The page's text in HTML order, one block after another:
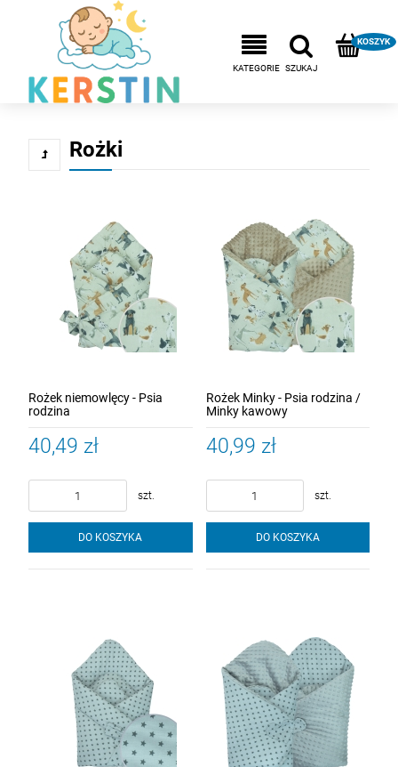
Rożki
Rożek niemowlęcy - Psia
rodzina
40,49 zł
szt.
DO KOSZYKA
Rożek Minky - Psia rodzina /
Minky kawowy
40,99 zł
szt.
DO KOSZYKA